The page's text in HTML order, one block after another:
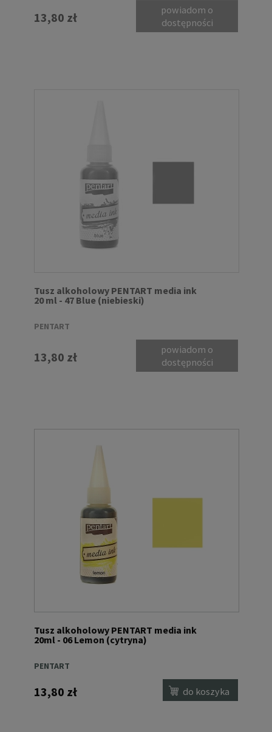
13,80 zł
powiadom o
dostępności
Tusz alkoholowy PENTART media ink
20 ml - 47 Blue (niebieski)
PENTART
13,80 zł
powiadom o
dostępności
Tusz alkoholowy PENTART media ink
20ml - 06 Lemon (cytryna)
PENTART
13,80 zł do koszyka